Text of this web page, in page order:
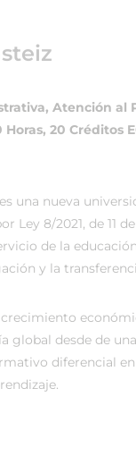
Atención al
20 Créditos
es una nueva
Ley 8/2021, de 11
de la
y la
global desde de
diferencial